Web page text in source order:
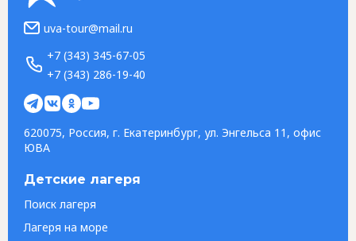
uva-tour@mail.ru
+7 (343) 345-67-05
+7 (343) 286-19-40
620075, Россия, г. Екатеринбург, ул. Энгельса 11, офис
ЮВА
Детские лагеря
Поиск лагеря
Лагеря на море